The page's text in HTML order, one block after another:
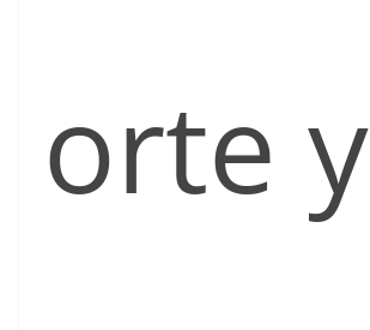
orte y